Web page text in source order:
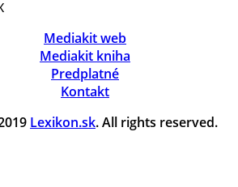
Mediakit web
Mediakit kniha
Predplatné
Kontakt
Lexikon.sk. All rights reserved.